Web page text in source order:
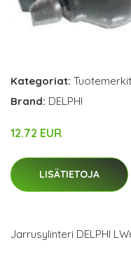
Kategoriat: Tuotemerkit
Brand: DELPHI
12.72 EUR
LISÄTIETOJA
Jarrusylinteri DELPHI